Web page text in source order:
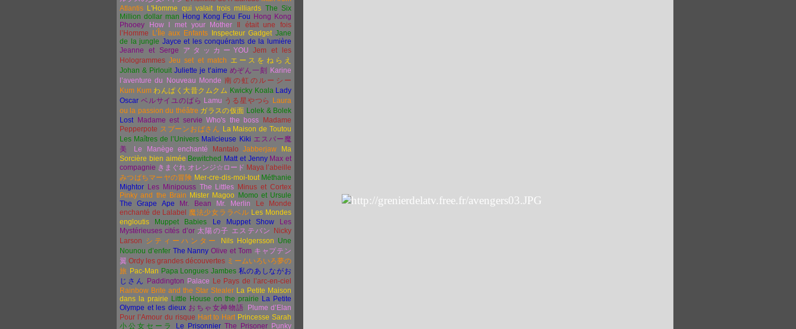
Atlantis L'Homme qui valait trois milliards The Six
Million dollar man Hong Kong Fou Fou Hong Kong
Phooey
How I met your Mother
Il était une fois
l’Homme
L’Île aux Enfants Inspecteur Gadget Jane
de la jungle Jayce et les conquérants de la lumière
Jeanne et Serge
アタッカー YOU Jem et les
Hologrammes Jeu set et match エースをねらえ
Johan & Pirlouit Juliette je t’aime めぞん一刻
Karine
l’aventure du Nouveau Monde 南の虹のルーシー
Kum Kum わんぱく大昔クムクム Kwicky Koala Lady
Oscar ベルサイユのばら Lamu うる星やつら
Laura
ou la passion du théâtre ガラスの仮面 Lolek & Bolek
Lost
Madame est servie Who's the boss
Madame
Pepperpote スプーンおばさん La Maison de Toutou
Les Maîtres de l’Univers Malicieuse Kiki エスパー魔
美
Le Manège enchanté Mantalo Jabberjaw
Ma
Sorcière bien aimée Bewitched Matt et Jenny Max et
compagnie きまぐれ オレンジ☆ロード Maya l’abeille
みつばちマーヤの冒険 Mer-cre-dis-moi-tout Méthanie
Mightor Les Minipouss The Littles Minus et Cortex
Pinky and the Brain Mister Magoo
Momo et Ursule
The Grape Ape
Mr. Bean Mr. Merlin
Le Monde
enchanté de Lalabel
魔法少女ララベル Les Mondes
engloutis
Muppet Babies Le Muppet Show
Les
Mystérieuses cités d’or 太陽の子 エステバン
Nicky
Larson シティーハンター Nils Holgersson Une
Nounou d’enfer The Nanny Olive et Tom キャプテン
翼 Ordy les grandes découvertes ミームいろいろ夢の
旅 Pac-Man Papa Longues Jambes 私のあしながお
じさん
Paddington Palace Le Pays de l’arc-en-ciel
Rainbow Brite and the Star Stealer La Petite Maison
dans la prairie Little House on the prairie La Petite
Olympe et les dieux おちゃ女神物語
Plume d’Elan
Pour l’Amour du risque Hart to Hart Princesse Sarah
小公女セーラ
Le Prisonnier The Prisoner Punky